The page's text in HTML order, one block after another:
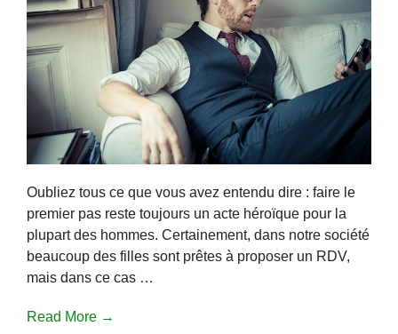
Oubliez tous ce que vous avez entendu dire : faire le
premier pas reste toujours un acte héroïque pour la
plupart des hommes. Certainement, dans notre société
beaucoup des filles sont prêtes à proposer un RDV,
mais dans ce cas …
Read More →